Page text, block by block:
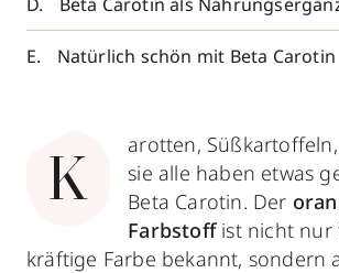
Natürlich schön mit Beta Carotin
K
arotten,
sie alle haben etwas
Beta Carotin. Der
Farbstoff ist nicht nur
kräftige Farbe bekannt, sondern